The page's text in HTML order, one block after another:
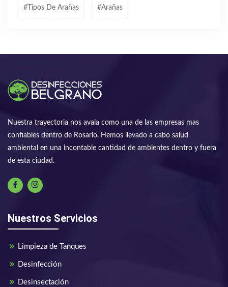
#tipos De Arañas #arañas
Nuestra trayectoria nos avala como una de las empresas mas
confiables dentro de Rosario. Hemos llevado a cabo salud
ambiental en una incontable cantidad de ambientes dentro y fuera
de esta ciudad.
Nuestros Servicios
Limpieza de Tanques
Desinfección
Desinsectación